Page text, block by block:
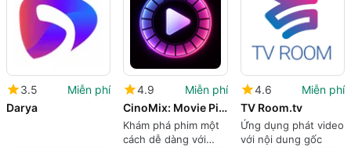
3.5
Miễn phí
Darya
4.9
Miễn phí
CinoMix: Movie Picker
Khám phá phim một
cách dễ dàng với
4.6
Miễn phí
TV Room.tv
Ứng dụng phát video
với nội dung gốc